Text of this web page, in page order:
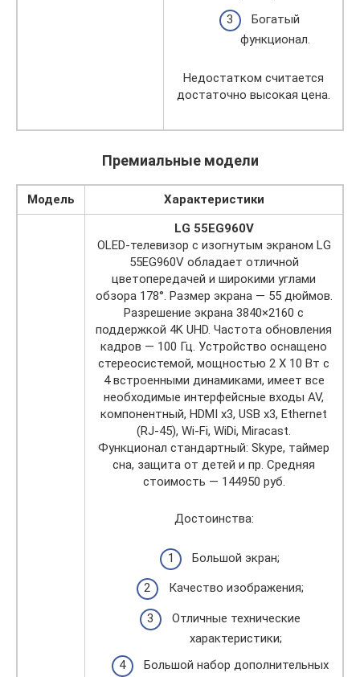
Богатый
функционал.
Недостатком считается
достаточно высокая цена.
Премиальные модели
Модель
Характеристики
LG 55EG960V
OLED-телевизор с изогнутым экраном LG
55EG960V обладает отличной
цветопередачей и широкими углами
обзора 178°. Размер экрана — 55 дюймов.
Разрешение экрана 3840×2160 с
поддержкой 4K UHD. Частота обновления
кадров — 100 Гц. Устройство оснащено
стереосистемой, мощностью 2 Х 10 Вт с
4 встроенными динамиками, имеет все
необходимые интерфейсные входы AV,
компонентный, HDMI x3, USB x3, Ethernet
(RJ-45), Wi-Fi, WiDi, Miracast.
Функционал стандартный: Skype, таймер
сна, защита от детей и пр. Средняя
стоимость — 144950 руб.
Достоинства:
Большой экран;
Качество изображения;
Отличные технические
характеристики;
Большой набор дополнительных